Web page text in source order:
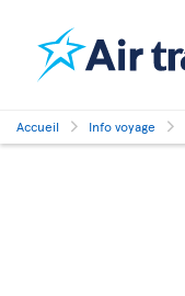
Accueil Info voyage